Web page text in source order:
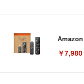
Amazon
￥7,980